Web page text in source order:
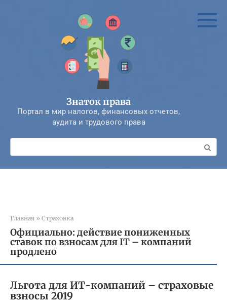
Знаток права
Портал в мир налогов, финансовых отчетов,
аудита и трудового права
Поиск:
Главная » Страховка
Официально: действие пониженных
ставок по взносам для IT – компаний
продлено
Льгота для ИТ-компаний – страховые
взносы 2019